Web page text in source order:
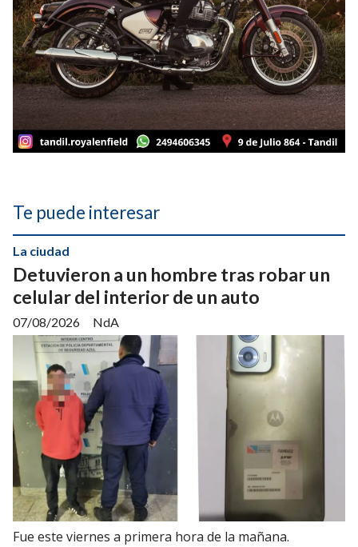
Te puede interesar
Detuvieron a un hombre tras robar un
celular del interior de un auto
NdA
La ciudad
07/08/2026
Fue este viernes a primera hora de la mañana.